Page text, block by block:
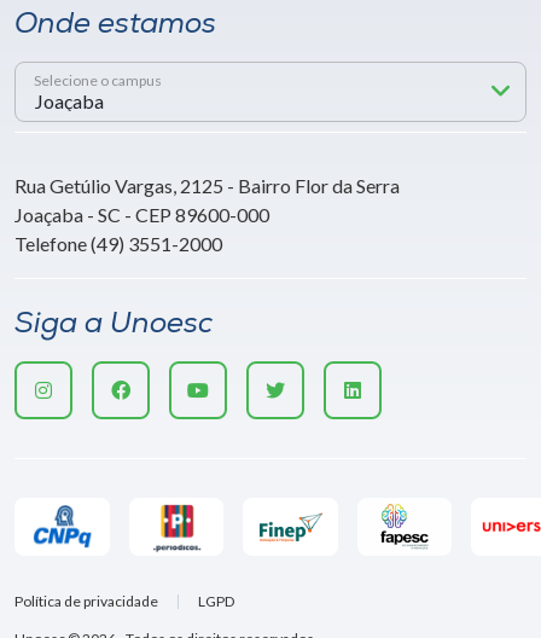
Onde estamos
Selecione o campus
Rua Getúlio Vargas, 2125 - Bairro Flor da Serra
Joaçaba - SC - CEP 89600-000
Telefone (49) 3551-2000
Siga a Unoesc
Política de privacidade LGPD